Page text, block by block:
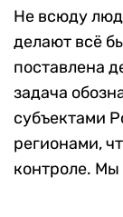
Не всюду
делают всё
поставлена
задача
субъектами
регионами,
контроле. Мы